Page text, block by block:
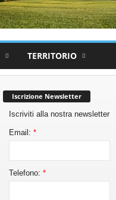
TERRITORIO
Iscrizione Newsletter
Iscriviti alla nostra newsletter
Email: *
Telefono: *